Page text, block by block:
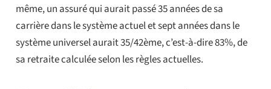
même, un assuré qui aurait passé 35 années de sa
carrière dans le système actuel et sept années dans le
système universel aurait 35/42ème, c’est-à-dire 83%, de
sa retraite calculée selon les règles actuelles.